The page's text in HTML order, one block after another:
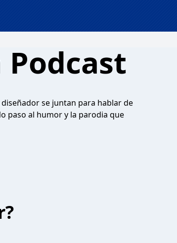
Podcast
se juntan para hablar de
paso al humor y la parodia que